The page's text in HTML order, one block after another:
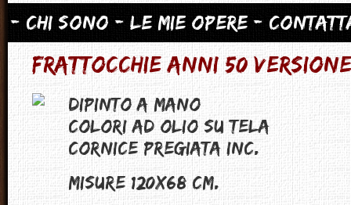
- Chi sono - Le mie opere -
Frattocchie Anni 50 Versione
Dipinto a mano
Colori ad Olio su tela
Cornice pregiata inc.
Misure 120x68 CM.